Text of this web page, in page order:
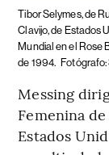
Tibor Selymes, de
Clavijo, de Estados
Mundial en el Rose
de 1994.
Messing
Femenina
Estados